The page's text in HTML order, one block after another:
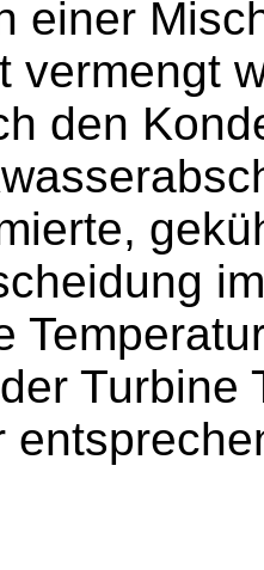
einer
vermengt
den
Turbine